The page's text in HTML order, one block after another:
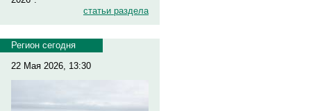
статьи раздела
Регион сегодня
22 Мая 2026, 13:30